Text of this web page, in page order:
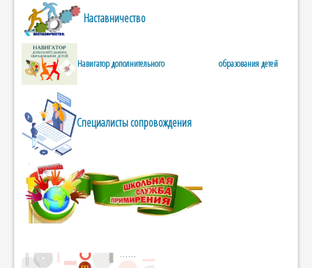
Наставничество
Навигатор дополнительного образования детей
Специалисты сопровождения